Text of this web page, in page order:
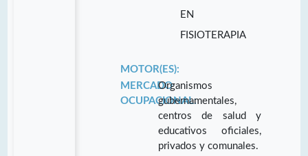
EN
FISIOTERAPIA
MOTOR(ES):
MERCADO
OCUPACIONAL:
Organismos
gubernamentales,
centros de salud y
educativos oficiales,
privados y comunales.